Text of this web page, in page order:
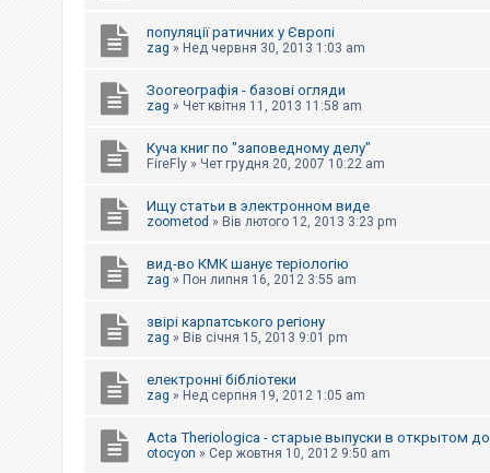
популяції ратичних у Європі
zag » Нед червня 30, 2013 1:03 am
Зоогеографія - базові огляди
zag » Чет квітня 11, 2013 11:58 am
Куча книг по "заповедному делу"
FireFly » Чет грудня 20, 2007 10:22 am
Ищу статьи в электронном виде
zoometod » Вів лютого 12, 2013 3:23 pm
вид-во КМК шанує теріологію
zag » Пон липня 16, 2012 3:55 am
звірі карпатського регіону
zag » Вів січня 15, 2013 9:01 pm
електронні бібліотеки
zag » Нед серпня 19, 2012 1:05 am
Acta Theriologica - старые выпуски в открытом
otocyon » Сер жовтня 10, 2012 9:50 am